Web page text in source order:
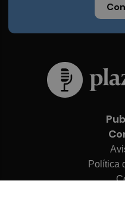
Política